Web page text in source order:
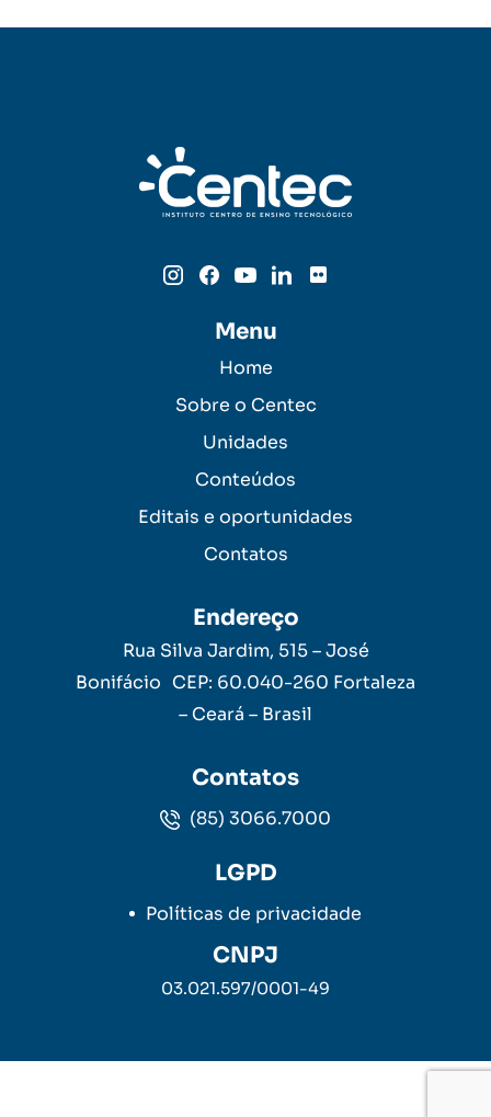
Menu
Home
Sobre o Centec
Unidades
Conteúdos
Editais e oportunidades
Contatos
Endereço
Rua Silva Jardim, 515 – José
Bonifácio CEP: 60.040-260 Fortaleza
– Ceará – Brasil
Contatos
(85) 3066.7000
LGPD
Políticas de privacidade
CNPJ
03.021.597/0001-49